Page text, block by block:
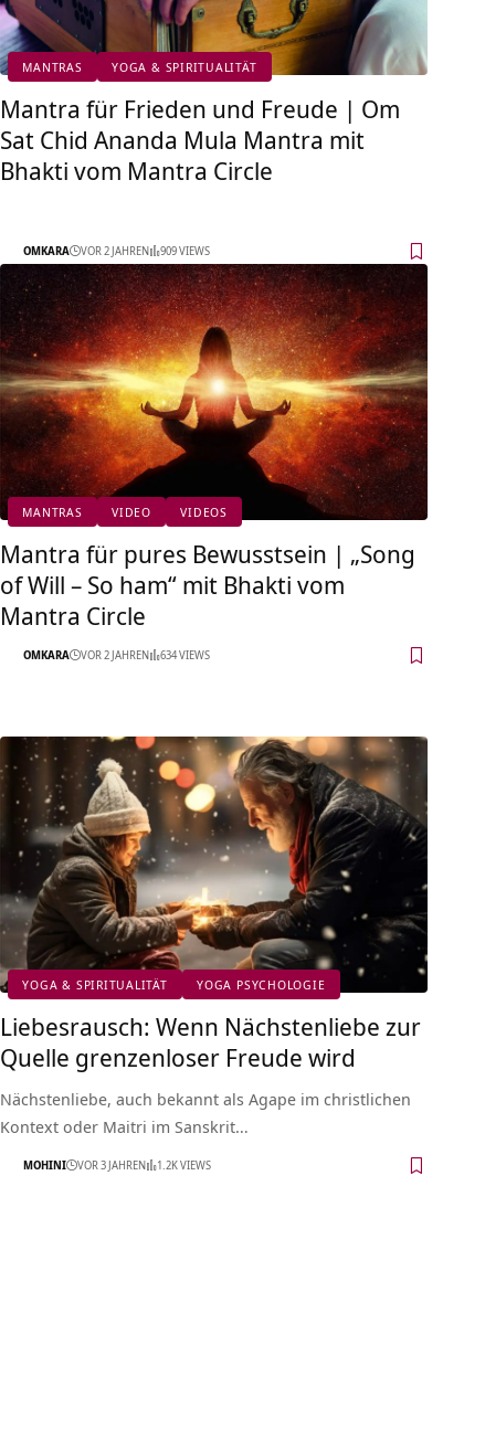
MANTRAS YOGA & SPIRITUALITÄT
Mantra für Frieden und Freude | Om
Sat Chid Ananda Mula Mantra mit
Bhakti vom Mantra Circle
OMKARA VOR 2 JAHREN 909 VIEWS
MANTRAS VIDEO VIDEOS
Mantra für pures Bewusstsein | „Song
of Will – So ham“ mit Bhakti vom
Mantra Circle
OMKARA VOR 2 JAHREN 634 VIEWS
YOGA & SPIRITUALITÄT YOGA PSYCHOLOGIE
Liebesrausch: Wenn Nächstenliebe zur
Quelle grenzenloser Freude wird
Nächstenliebe, auch bekannt als Agape im christlichen
Kontext oder Maitri im Sanskrit…
MOHINI VOR 3 JAHREN 1.2K VIEWS